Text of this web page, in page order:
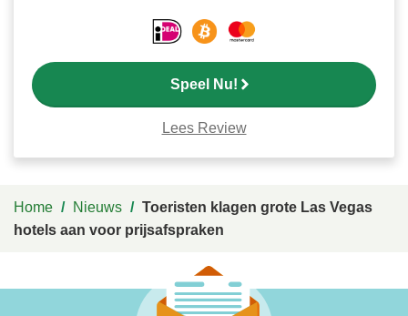
Speel Nu!
Lees Review
Home / Nieuws / Toeristen klagen grote Las Vegas
hotels aan voor prijsafspraken